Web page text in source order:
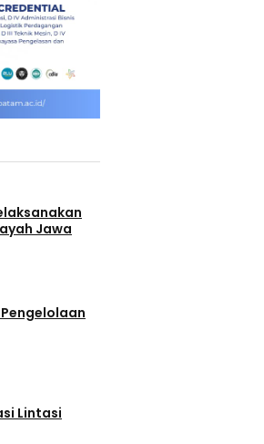
Jawa
Lintasi